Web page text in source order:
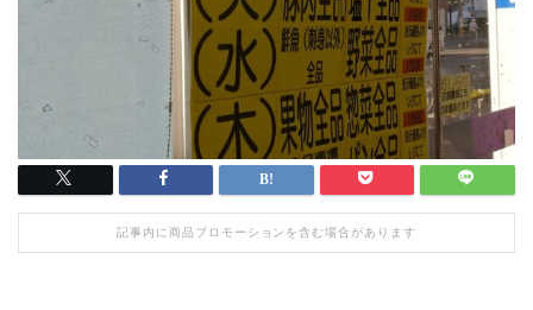
記事内に商品プロモーションを含む場合があります